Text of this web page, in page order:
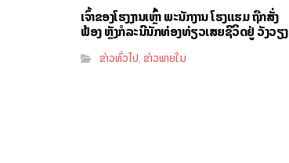
ເຈົ້າຂອງໂຮງງານເຫຼົ້າ ພະນັກງານ ໂຮງແຮມ ຖືກສັ່ງ
ຟ້ອງ ຫຼັງກໍລະນີນັກທ່ອງທ່ຽວເສຍຊີວິດຢູ່ ວັງວຽງ
ຂ່າວທົ່ວໄປ, ຂ່າວພາຍໃນ